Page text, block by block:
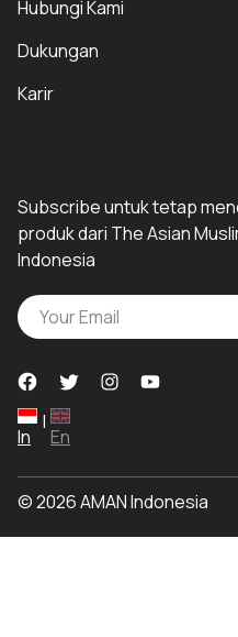
Hubungi Kami
Dukungan
Karir
Subscribe untuk tetap
produk dari The Asian
Indonesia
In
|
En
© 2026 AMAN Indonesia